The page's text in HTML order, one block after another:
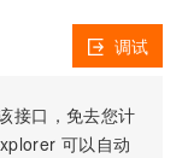
接口，免去您计
可以自动
调试